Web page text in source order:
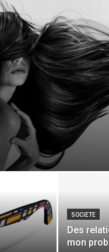
SOCIETE
Des
mon